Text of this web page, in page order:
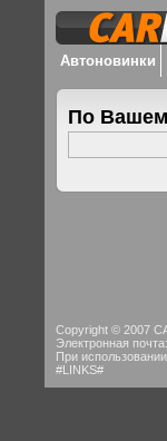
Автоновинки
По
Copyright © 2007
Электронная почта:
При
#LINKS#